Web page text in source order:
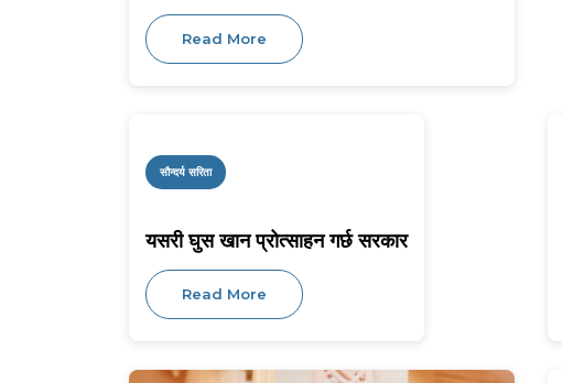
Read More
सौन्दर्य सरिता
यसरी घुस खान प्रोत्साहन गर्छ सरकार
Read More